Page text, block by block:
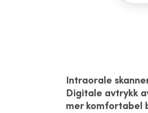
Intraorale
Digitale avtrykk
mer komfortabel